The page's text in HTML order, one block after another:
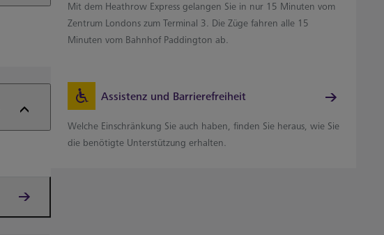
Mit dem Heathrow Express gelangen Sie in nur 15 Minuten vom
Zentrum Londons zum Terminal 3. Die Züge fahren alle 15
Minuten vom Bahnhof Paddington ab.
Assistenz und Barrierefreiheit
Welche Einschränkung Sie auch haben, finden Sie heraus, wie Sie
die benötigte Unterstützung erhalten.